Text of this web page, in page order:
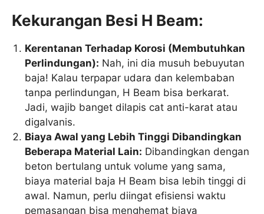
Kekurangan Besi H Beam:
Kerentanan Terhadap Korosi (Membutuhkan
Perlindungan): Nah, ini dia musuh bebuyutan
baja! Kalau terpapar udara dan kelembaban
tanpa perlindungan, H Beam bisa berkarat.
Jadi, wajib banget dilapis cat anti-karat atau
digalvanis.
Biaya Awal yang Lebih Tinggi Dibandingkan
Beberapa Material Lain: Dibandingkan dengan
beton bertulang untuk volume yang sama,
biaya material baja H Beam bisa lebih tinggi di
awal. Namun, perlu diingat efisiensi waktu
pemasangan bisa menghemat biaya